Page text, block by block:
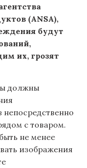
(ANSA),
будут
их, грозят
должны
непосредственно
с товаром.
не менее
изображения